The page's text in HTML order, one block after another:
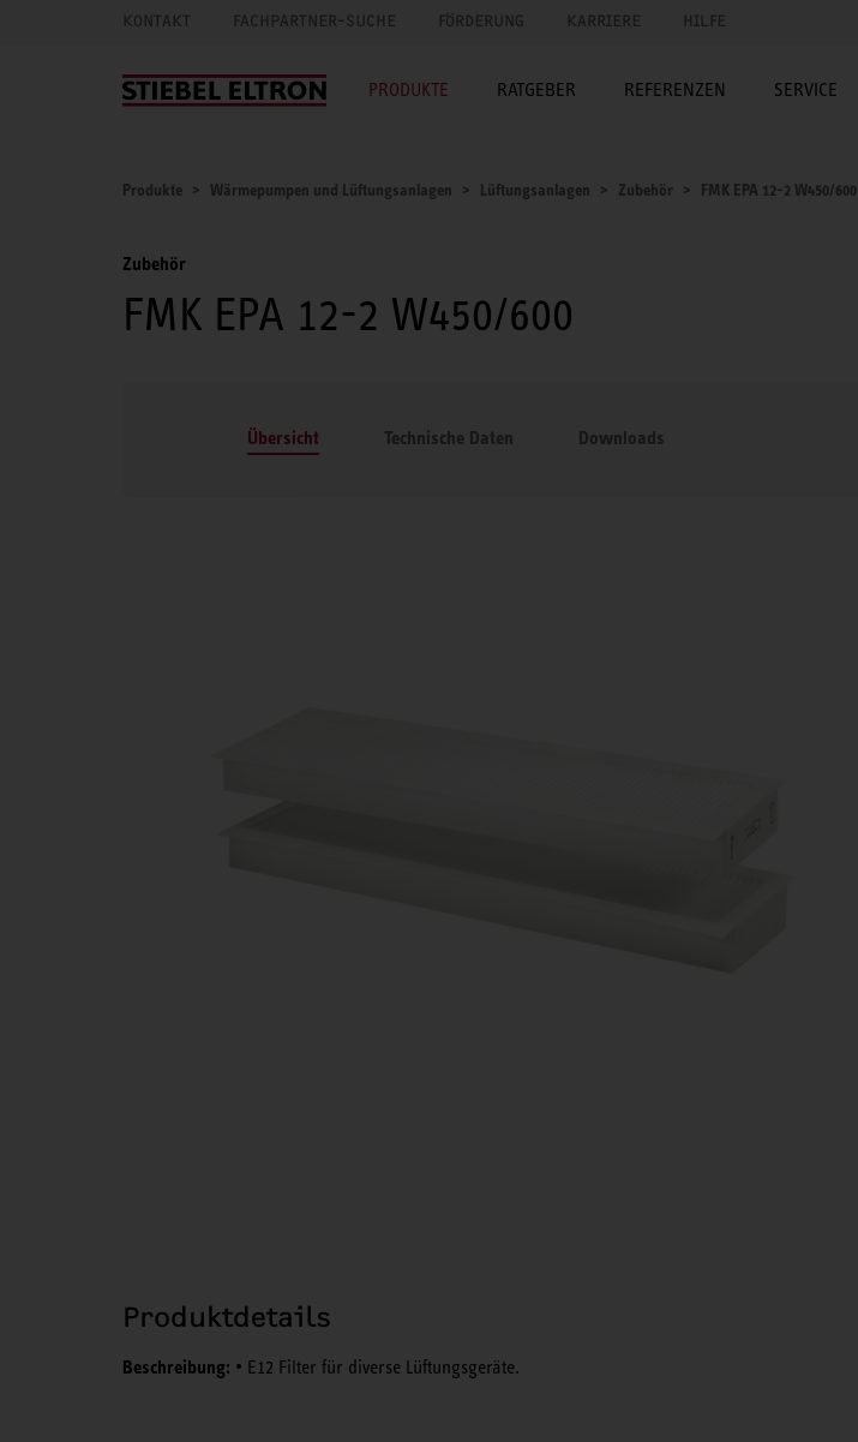
KONTAKT FACHPARTNER-SUCHE FÖRDERUNG KARRIERE HILFE
PRODUKTE RATGEBER REFERENZEN SERVICE
Produkte Wärmepumpen und Lüftungsanlagen Lüftungsanlagen Zubehör FMK EPA 12-2 W450/600
Zubehör
FMK EPA 12-2 W450/600
Übersicht Technische Daten Downloads
Produktdetails
Beschreibung: • E12 Filter für diverse Lüftungsgeräte.